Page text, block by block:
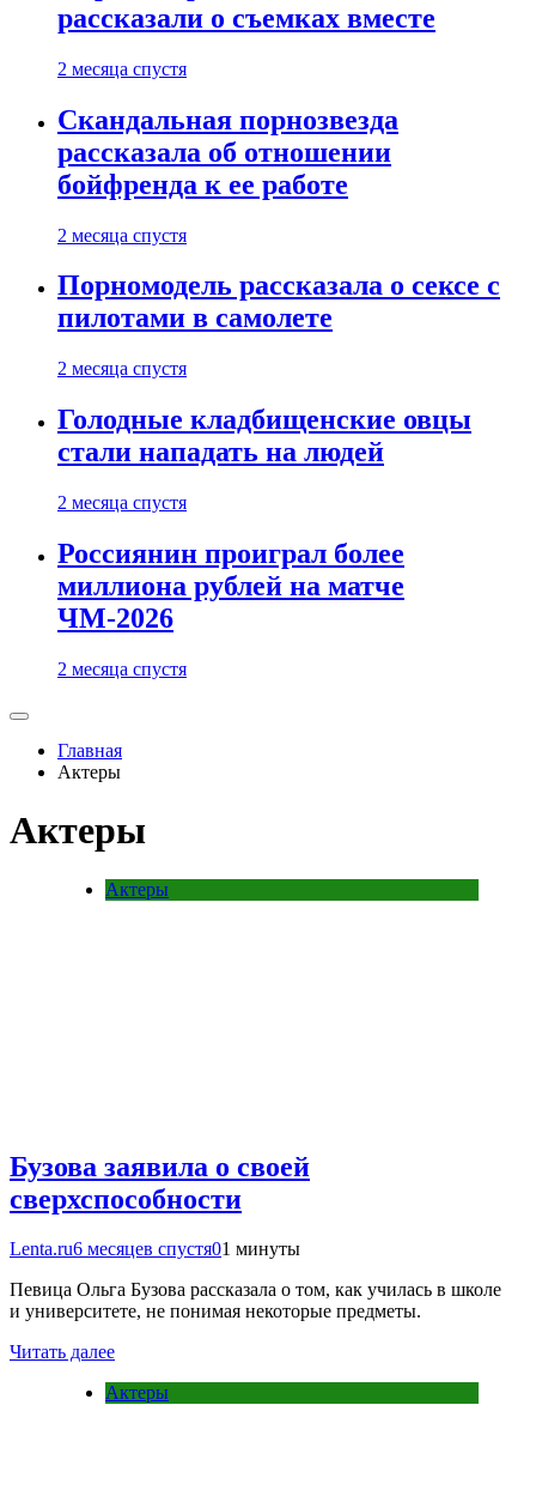
рассказали о съемках вместе
2 месяца спустя
Скандальная порнозвезда
рассказала об отношении
бойфренда к ее работе
2 месяца спустя
Порномодель рассказала о сексе с
пилотами в самолете
2 месяца спустя
Голодные кладбищенские овцы
стали нападать на людей
2 месяца спустя
Россиянин проиграл более
миллиона рублей на матче
ЧМ-2026
2 месяца спустя
Главная
Актеры
Актеры
Актеры
Бузова заявила о своей
сверхспособности
Lenta.ru6 месяцев спустя01 минуты
Певица Ольга Бузова рассказала о том, как училась в школе
и университете, не понимая некоторые предметы.
Читать далее
Актеры